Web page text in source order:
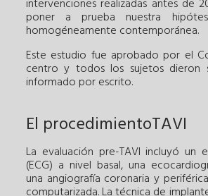
intervenciones realizadas antes de
poner a prueba nuestra
homogéneamente contemporánea.
Este estudio fue aprobado por el
centro y todos los sujetos dieron
informado por escrito.
El procedimientoTAVI
La evaluación pre-TAVI incluyó un
(ECG) a nivel basal, una
una angiografía coronaria y